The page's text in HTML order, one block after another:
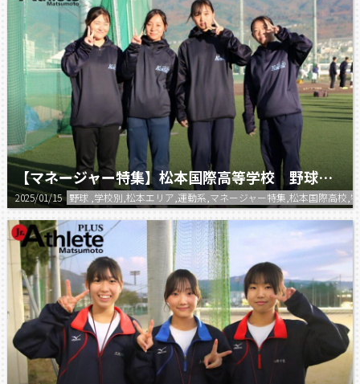
【マネージャー特集】松本国際高等学校 野球部マネージャー
2025/01/15 野球 ,学校別,松本エリア,運動系,マネージャー特集,松本国際高校,